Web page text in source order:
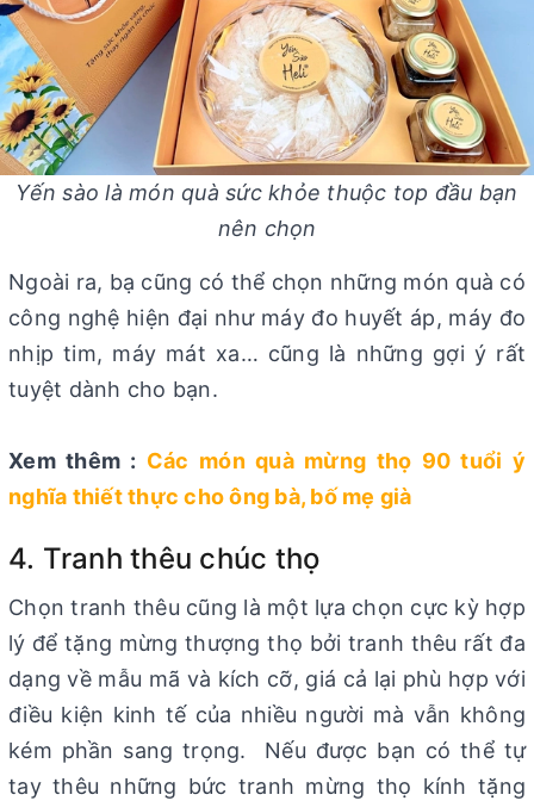
Yến sào là món quà sức khỏe thuộc top đầu bạn
nên chọn
Ngoài ra, bạ cũng có thể chọn những món quà có
công nghệ hiện đại như máy đo huyết áp, máy đo
nhịp tim, máy mát xa… cũng là những gợi ý rất
tuyệt dành cho bạn.
Xem thêm : Các món quà mừng thọ 90 tuổi ý
nghĩa thiết thực cho ông bà, bố mẹ già
4. Tranh thêu chúc thọ
Chọn tranh thêu cũng là một lựa chọn cực kỳ hợp
lý để tặng mừng thượng thọ bởi tranh thêu rất đa
dạng về mẫu mã và kích cỡ, giá cả lại phù hợp với
điều kiện kinh tế của nhiều người mà vẫn không
kém phần sang trọng. Nếu được bạn có thể tự
tay thêu những bức tranh mừng thọ kính tặng